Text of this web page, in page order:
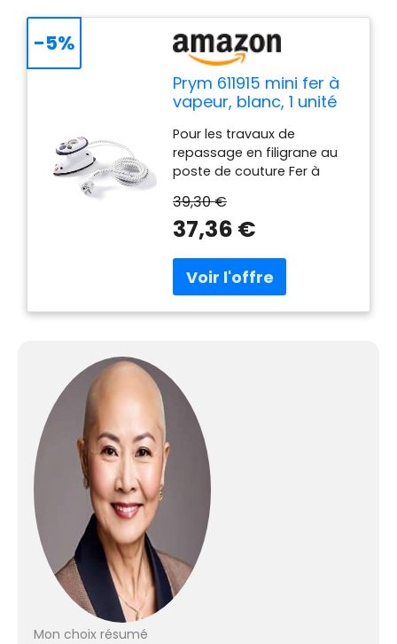
Prym 611915 mini fer à
vapeur, blanc, 1 unité
Pour les travaux de
repassage en filigrane au
poste de couture Fer à
voyager Tasse à mesurer
et sac de rangement inclus
(110 V) ou 343 à 408 watts
(230 V)
39,30 €
37,36 €
-5%
Mon choix résumé